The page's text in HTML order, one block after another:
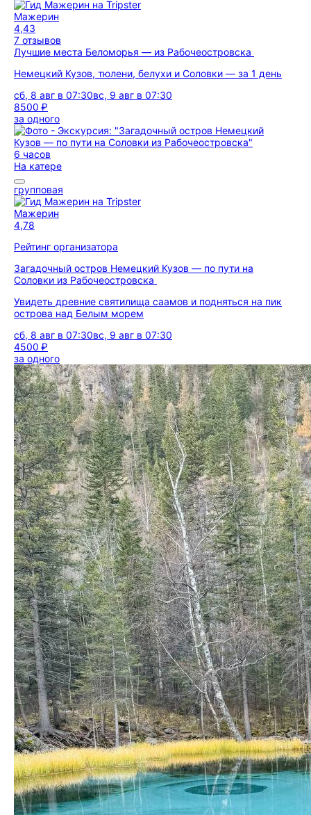
Мажерин
4,43
7 отзывов
Лучшие места Беломорья — из Рабочеостровска
Немецкий Кузов, тюлени, белухи и Соловки — за 1 день
сб, 8 авг в 07:30вс, 9 авг в 07:30
8500 ₽
за одного
6 часов
На катере
групповая
Мажерин
4,78
Рейтинг организатора
Загадочный остров Немецкий Кузов — по пути на
Соловки из Рабочеостровска
Увидеть древние святилища саамов и подняться на пик
острова над Белым морем
сб, 8 авг в 07:30вс, 9 авг в 07:30
4500 ₽
за одного